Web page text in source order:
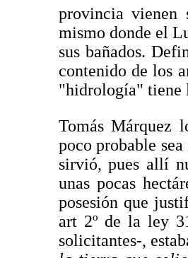
provincia vienen
mismo donde el
sus bañados.
contenido de los
"hidrología" tiene
Tomás Márquez
poco probable
sirvió, pues allí
unas pocas
posesión que
art 2º de la ley
solicitantes-,